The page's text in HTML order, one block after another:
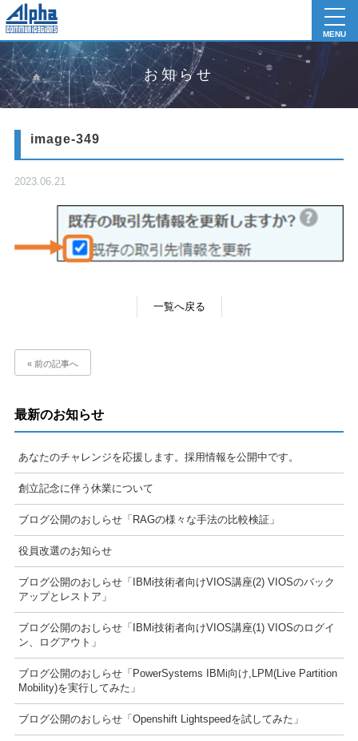
MENU
お知らせ
image-349
2023.06.21
一覧へ戻る
« 前の記事へ
最新のお知らせ
あなたのチャレンジを応援します。採用情報を公開中です。
創立記念に伴う休業について
ブログ公開のおしらせ「RAGの様々な手法の比較検証」
役員改選のお知らせ
ブログ公開のおしらせ「IBMi技術者向けVIOS講座(2) VIOSのバック
アップとレストア」
ブログ公開のおしらせ「IBMi技術者向けVIOS講座(1) VIOSのログイ
ン、ログアウト」
ブログ公開のおしらせ「PowerSystems IBMi向け,LPM(Live Partition
Mobility)を実行してみた」
ブログ公開のおしらせ「Openshift Lightspeedを試してみた」